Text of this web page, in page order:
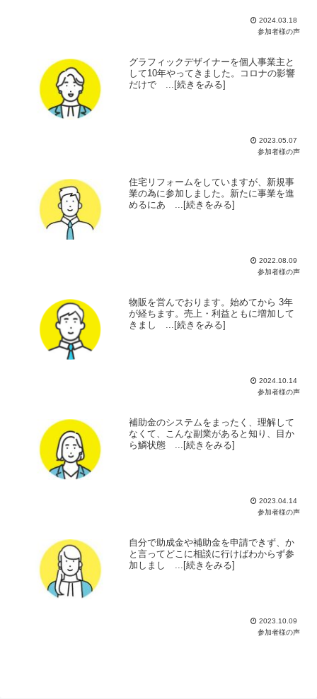
2024.03.18
参加者様の声
グラフィックデザイナーを個人事業主と
して10年やってきました。コロナの影響
だけで ...[続きをみる]
2023.05.07
参加者様の声
住宅リフォームをしていますが、新規事
業の為に参加しました。新たに事業を進
めるにあ ...[続きをみる]
2022.08.09
参加者様の声
物販を営んでおります。始めてから 3年
が経ちます。売上・利益ともに増加して
きまし ...[続きをみる]
2024.10.14
参加者様の声
補助金のシステムをまったく、理解して
なくて、こんな副業があると知り、目か
ら鱗状態 ...[続きをみる]
2023.04.14
参加者様の声
自分で助成金や補助金を申請できず、か
と言ってどこに相談に行けばわからず参
加しまし ...[続きをみる]
2023.10.09
参加者様の声